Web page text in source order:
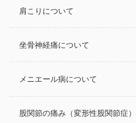
肩こりについて
坐骨神経痛について
メニエール病について
股関節の痛み（変形性股関節症）